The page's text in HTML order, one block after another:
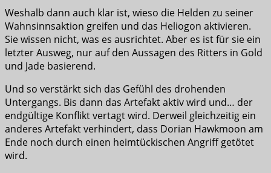
Weshalb dann auch klar ist, wieso die Helden zu seiner
Wahnsinnsaktion greifen und das Heliogon aktivieren.
Sie wissen nicht, was es ausrichtet. Aber es ist für sie ein
letzter Ausweg, nur auf den Aussagen des Ritters in Gold
und Jade basierend.
Und so verstärkt sich das Gefühl des drohenden
Untergangs. Bis dann das Artefakt aktiv wird und… der
endgültige Konflikt vertagt wird. Derweil gleichzeitig ein
anderes Artefakt verhindert, dass Dorian Hawkmoon am
Ende noch durch einen heimtückischen Angriff getötet
wird.